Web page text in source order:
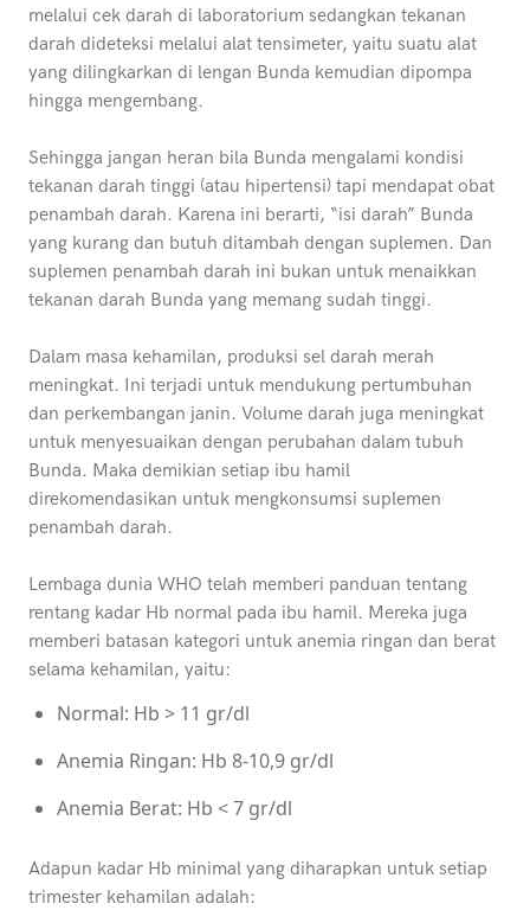
melalui cek darah di laboratorium sedangkan tekanan
darah dideteksi melalui alat tensimeter, yaitu suatu alat
yang dilingkarkan di lengan Bunda kemudian dipompa
hingga mengembang.
Sehingga jangan heran bila Bunda mengalami kondisi
tekanan darah tinggi (atau hipertensi) tapi mendapat obat
penambah darah. Karena ini berarti, “isi darah” Bunda
yang kurang dan butuh ditambah dengan suplemen. Dan
suplemen penambah darah ini bukan untuk menaikkan
tekanan darah Bunda yang memang sudah tinggi.
Dalam masa kehamilan, produksi sel darah merah
meningkat. Ini terjadi untuk mendukung pertumbuhan
dan perkembangan janin. Volume darah juga meningkat
untuk menyesuaikan dengan perubahan dalam tubuh
Bunda. Maka demikian setiap ibu hamil
direkomendasikan untuk mengkonsumsi suplemen
penambah darah.
Lembaga dunia WHO telah memberi panduan tentang
rentang kadar Hb normal pada ibu hamil. Mereka juga
memberi batasan kategori untuk anemia ringan dan berat
selama kehamilan, yaitu:
Normal: Hb > 11 gr/dl
Anemia Ringan: Hb 8-10,9 gr/dl
Anemia Berat: Hb < 7 gr/dl
Adapun kadar Hb minimal yang diharapkan untuk setiap
trimester kehamilan adalah: